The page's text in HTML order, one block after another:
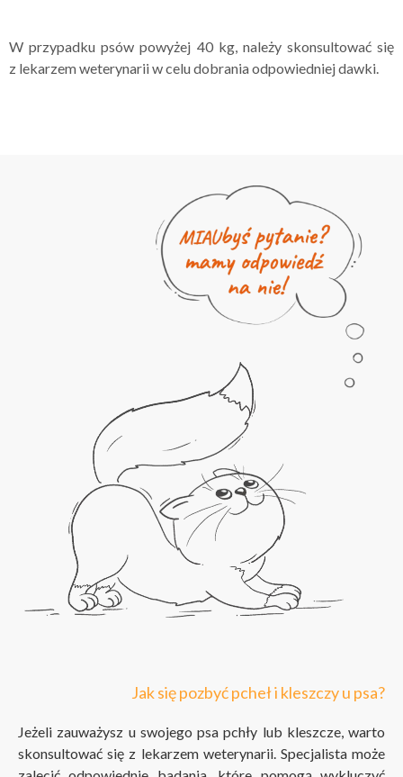
W przypadku psów powyżej 40 kg, należy skonsultować się
z lekarzem weterynarii w celu dobrania odpowiedniej dawki.
Jak się pozbyć pcheł i kleszczy u psa?
Jeżeli zauważysz u swojego psa pchły lub kleszcze, warto
skonsultować się z lekarzem weterynarii. Specjalista może